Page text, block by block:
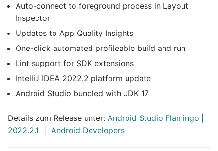
Auto-connect to foreground process in Layout
Inspector
Updates to App Quality Insights
One-click automated profileable build and run
Lint support for SDK extensions
IntelliJ IDEA 2022.2 platform update
Android Studio bundled with JDK 17
Details zum Release unter: Android Studio Flamingo |
2022.2.1 | Android Developers